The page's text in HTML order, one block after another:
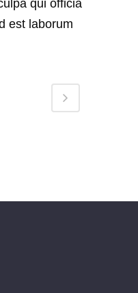
qui officia
est laborum